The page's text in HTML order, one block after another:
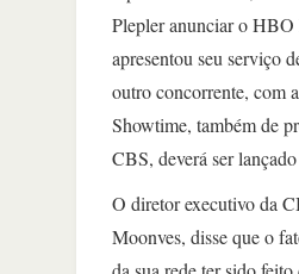
Plepler anunciar o
apresentou seu serviço
outro concorrente, com
Showtime, também de
CBS, deverá ser
O diretor executivo da
Moonves, disse que o